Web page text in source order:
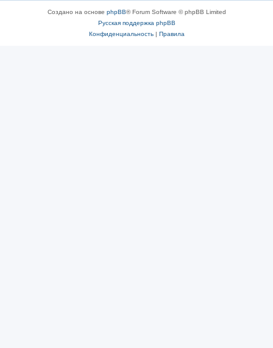
Создано на основе phpBB® Forum Software © phpBB Limited
Русская поддержка phpBB
Конфиденциальность| Правила